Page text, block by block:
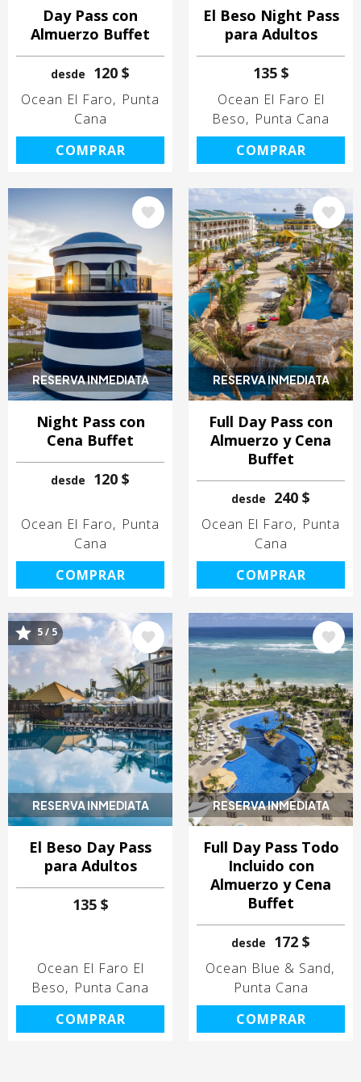
Day Pass con
Almuerzo Buffet
desde 120 $
Ocean El Faro
Punta
Cana
COMPRAR
El Beso Night Pass
para Adultos
135 $
Ocean El Faro El
Beso
Punta Cana
COMPRAR
RESERVA INMEDIATA
Image
Night Pass con
Cena Buffet
desde 120 $
Ocean El Faro
Punta
Cana
COMPRAR
RESERVA INMEDIATA
Image
Full Day Pass con
Almuerzo y Cena
Buffet
desde 240 $
Ocean El Faro
Punta
Cana
COMPRAR
RESERVA INMEDIATA
Image
5 / 5
El Beso Day Pass
para Adultos
135 $
Ocean El Faro El
Beso
Punta Cana
COMPRAR
RESERVA INMEDIATA
Image
Full Day Pass Todo
Incluido con
Almuerzo y Cena
Buffet
desde 172 $
Ocean Blue & Sand
Punta Cana
COMPRAR